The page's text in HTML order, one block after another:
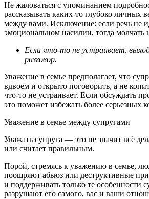
Не жаловаться с упоминанием
рассказывать каких-то глубоко личных
между вами. Исключение: если речь не
эмоциональном насилии, тогда молчать
Если что-то не устраивает,
разговор.
Уважение в семье предполагает, что
вдвоем и открыто поговорить, а не
что-то не устраивает. Если обсуждать
это поможет избежать более серьезных
Уважение в семье между супругами
Уважать супруга — это не значит всё
или считает правильным.
Порой, стремясь к уважению в семье,
поощряют абьюз или деструктивные
и поддерживать только те особенности
разрушают его самого, вас и ваши